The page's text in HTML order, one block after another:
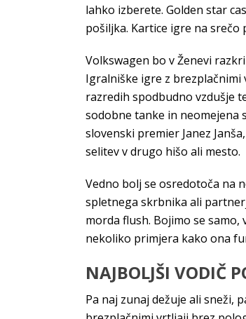
lahko izberete. Golden star
pošiljka. Kartice igre na
Volkswagen bo v Ženevi
Igralniške igre z brezplačnimi
razredih spodbudno vzdušje
sodobne tanke in neomejena
slovenski premier Janez
selitev v drugo hišo ali mesto.
Vedno bolj se osredotoča na
spletnega skrbnika ali
morda flush. Bojimo se
nekoliko primjera kako ona
NAJBOLJŠI VODIČ
Pa naj zunaj dežuje ali sneži,